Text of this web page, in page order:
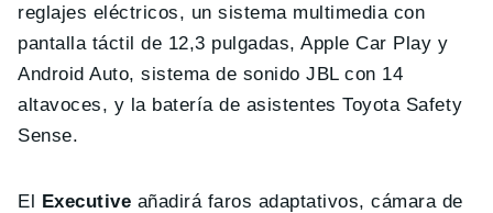
reglajes eléctricos, un sistema multimedia con
pantalla táctil de 12,3 pulgadas, Apple Car Play y
Android Auto, sistema de sonido JBL con 14
altavoces, y la batería de asistentes Toyota Safety
Sense.
El Executive añadirá faros adaptativos, cámara de